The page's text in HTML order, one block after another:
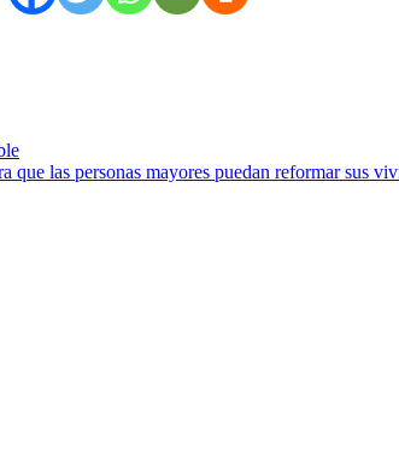
que las personas mayores puedan reformar sus